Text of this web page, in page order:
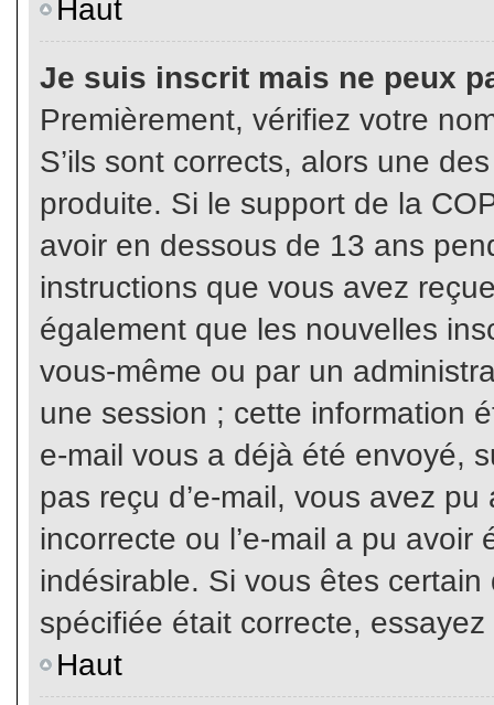
Haut
Je suis inscrit mais ne peux
Premièrement, vérifiez votre
S’ils sont corrects, alors une
produite. Si le support de la
avoir en dessous de 13 ans
instructions que vous avez
également que les nouvelles
vous-même ou par un
une session ; cette information
e-mail vous a déjà été envoyé,
pas reçu d’e-mail, vous avez
incorrecte ou l’e-mail a pu
indésirable. Si vous êtes
spécifiée était correcte,
Haut